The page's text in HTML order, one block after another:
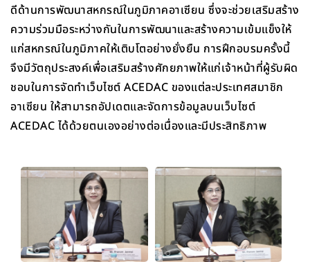
ดีด้านการพัฒนาสหกรณ์ในภูมิภาคอาเซียน ซึ่งจะช่วยเสริมสร้าง
ความร่วมมือระหว่างกันในการพัฒนาและสร้างความเข้มแข็งให้
แก่สหกรณ์ในภูมิภาคให้เติบโตอย่างยั่งยืน การฝึกอบรมครั้งนี้
จึงมีวัตถุประสงค์เพื่อเสริมสร้างศักยภาพให้แก่เจ้าหน้าที่ผู้รับผิด
ชอบในการจัดทำเว็บไซต์ ACEDAC ของแต่ละประเทศสมาชิก
อาเซียน ให้สามารถอัปเดตและจัดการข้อมูลบนเว็บไซต์
ACEDAC ได้ด้วยตนเองอย่างต่อเนื่องและมีประสิทธิภาพ